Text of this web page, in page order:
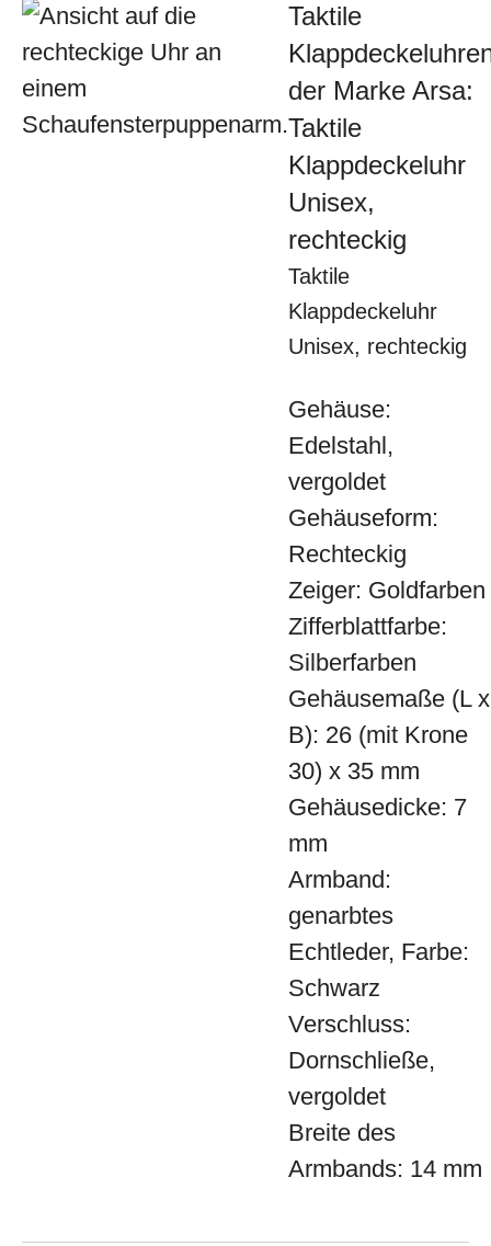
Taktile
der Marke Arsa:
Taktile
Klappdeckeluhr
Unisex,
rechteckig
Taktile
Klappdeckeluhr
Unisex, rechteckig
Gehäuse:
Edelstahl,
vergoldet
Gehäuseform:
Rechteckig
Zeiger: Goldfarben
Zifferblattfarbe:
Silberfarben
Gehäusemaße (L x
B): 26 (mit Krone
30) x 35 mm
Gehäusedicke: 7
mm
Armband:
genarbtes
Echtleder, Farbe:
Schwarz
Verschluss:
Dornschließe,
vergoldet
Breite des
Armbands: 14 mm